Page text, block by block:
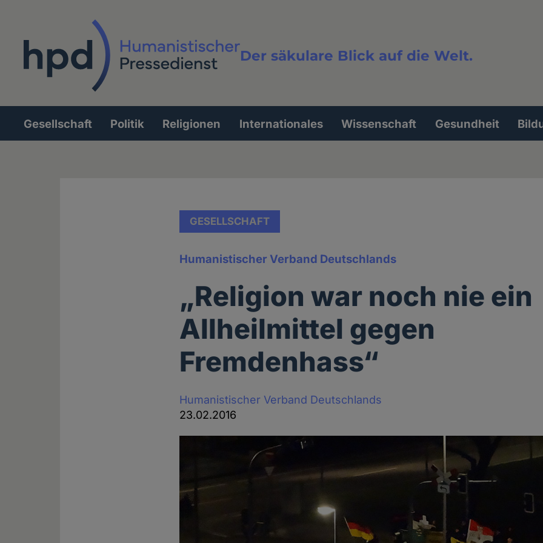
Der säkulare Blick auf die Welt.
Volltextsuche
Hauptnavigation
Gesellschaft Politik Religionen Internationales Wissenschaft Gesundheit
GESELLSCHAFT
Humanistischer Verband Deutschlands
„Religion war noch nie ein
Allheilmittel gegen
Fremdenhass“
Humanistischer Verband Deutschlands
23.02.2016